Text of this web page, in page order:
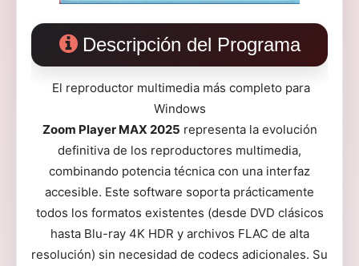
Descripción del Programa
El reproductor multimedia más completo para
Windows
Zoom Player MAX 2025 representa la evolución
definitiva de los reproductores multimedia,
combinando potencia técnica con una interfaz
accesible. Este software soporta prácticamente
todos los formatos existentes (desde DVD clásicos
hasta Blu-ray 4K HDR y archivos FLAC de alta
resolución) sin necesidad de codecs adicionales. Su